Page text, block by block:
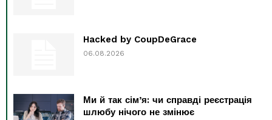
Hacked by CoupDeGrace
06.08.2026
Ми й так сім’я: чи справді реєстрація
шлюбу нічого не змінює